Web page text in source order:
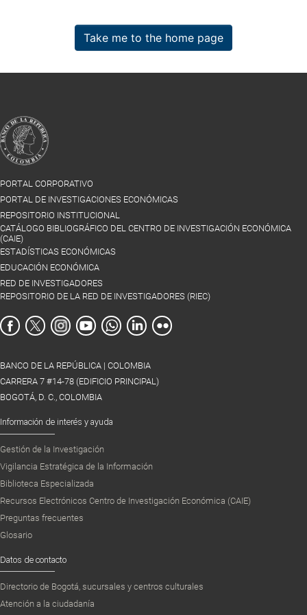
Take me to the home page
PORTAL CORPORATIVO
PORTAL DE INVESTIGACIONES ECONÓMICAS
REPOSITORIO INSTITUCIONAL
CATÁLOGO BIBLIOGRÁFICO DEL CENTRO DE INVESTIGACIÓN ECONÓMICA
(CAIE)
ESTADÍSTICAS ECONÓMICAS
EDUCACIÓN ECONÓMICA
RED DE INVESTIGADORES
REPOSITORIO DE LA RED DE INVESTIGADORES (RIEC)
BANCO DE LA REPÚBLICA | COLOMBIA
CARRERA 7 #14-78 (EDIFICIO PRINCIPAL)
BOGOTÁ, D. C., COLOMBIA
Información de interés y ayuda
Gestión de la Investigación
Vigilancia Estratégica de la Información
Biblioteca Especializada
Recursos Electrónicos Centro de Investigación Económica (CAIE)
Preguntas frecuentes
Glosario
Datos de contacto
Directorio de Bogotá, sucursales y centros culturales
Atención a la ciudadanía